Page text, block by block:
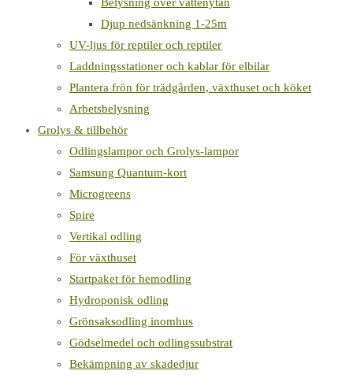
Djup nedsänkning 1-25m
UV-ljus för reptiler och reptiler
Laddningsstationer och kablar för elbilar
Plantera frön för trädgården, växthuset och köket
Arbetsbelysning
Grolys & tillbehör
Odlingslampor och Grolys-lampor
Samsung Quantum-kort
Microgreens
Spire
Vertikal odling
För växthuset
Startpaket för hemodling
Hydroponisk odling
Grönsaksodling inomhus
Gödselmedel och odlingssubstrat
Bekämpning av skadedjur